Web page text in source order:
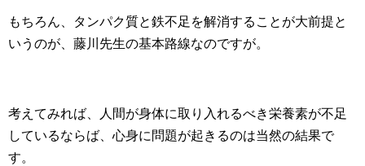
もちろん、タンパク質と鉄不足を解消することが大前提と
いうのが、藤川先生の基本路線なのですが。
考えてみれば、人間が身体に取り入れるべき栄養素が不足
しているならば、心身に問題が起きるのは当然の結果で
す。